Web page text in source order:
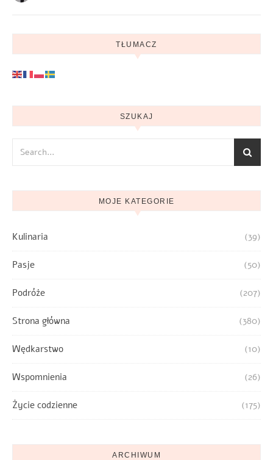
TŁUMACZ
SZUKAJ
MOJE KATEGORIE
Kulinaria (39)
Pasje (50)
Podróże (207)
Strona główna (380)
Wędkarstwo (10)
Wspomnienia (26)
Życie codzienne (175)
ARCHIWUM